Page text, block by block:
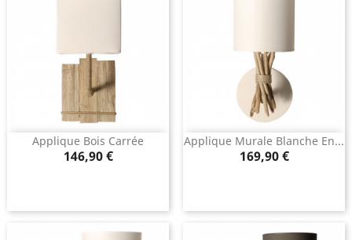
Applique Bois Carrée
Prix
146,90 €
Applique Murale Blanche En...
Prix
169,90 €